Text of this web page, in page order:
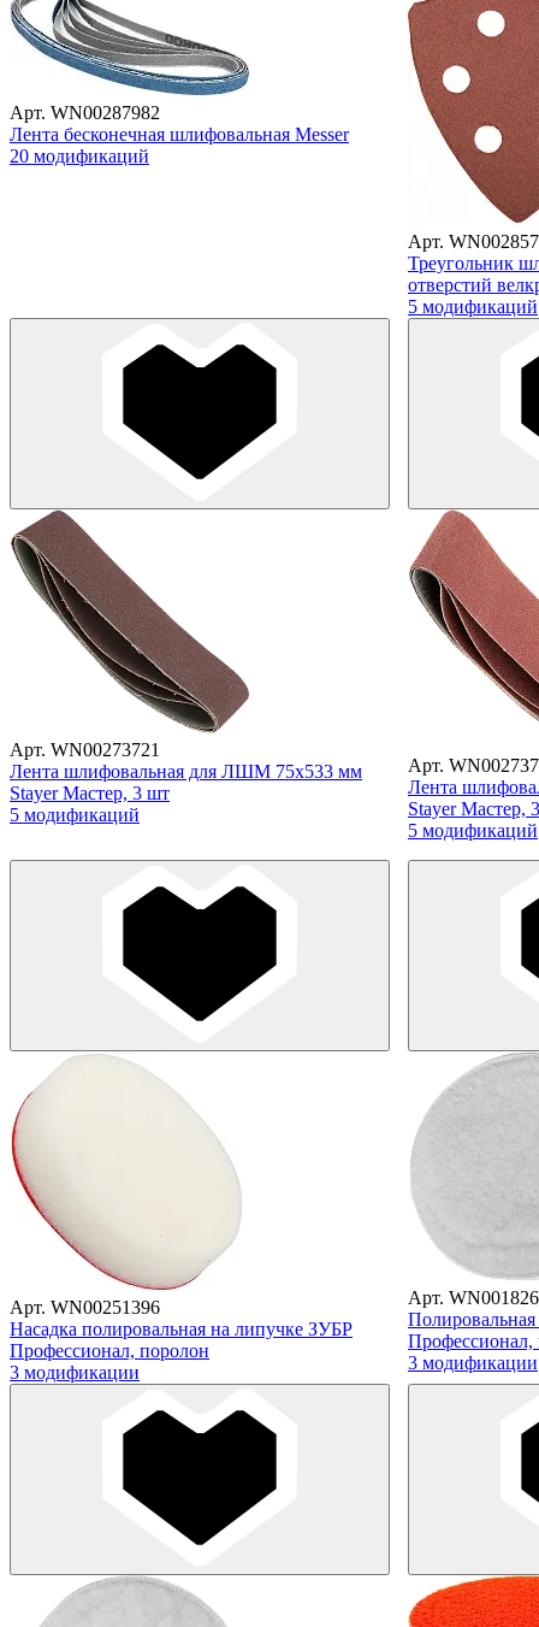
Арт. WN00287982
Лента бесконечная шлифовальная Messer
20 модификаций
Арт.
Треугольник
отверстий
5 модификаций
Арт. WN00273721
Лента шлифовальная для ЛШМ 75х533 мм
Stayer Мастер, 3 шт
5 модификаций
Арт.
Лента
Stayer Мастер,
5 модификаций
Арт. WN00251396
Насадка полировальная на липучке ЗУБР
Профессионал, поролон
3 модификации
Арт.
Профессионал,
3 модификации